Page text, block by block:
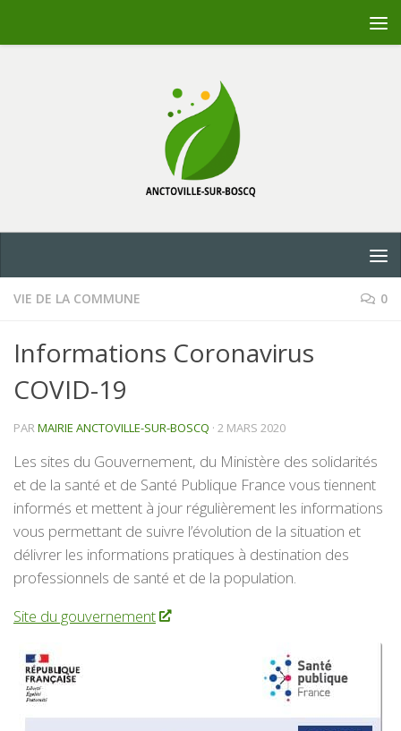
VIE DE LA COMMUNE 0
Informations Coronavirus
COVID-19
PARMAIRIE ANCTOVILLE-SUR-BOSCQ · 2 MARS 2020
Les sites du Gouvernement, du Ministère des solidarités
et de la santé et de Santé Publique France vous tiennent
informés et mettent à jour régulièrement les informations
vous permettant de suivre l’évolution de la situation et
délivrer les informations pratiques à destination des
professionnels de santé et de la population.
Site du gouvernement